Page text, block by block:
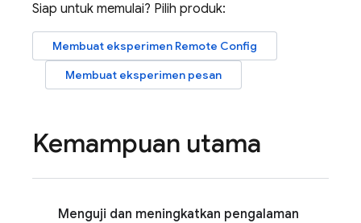
Siap untuk memulai? Pilih produk:
Membuat eksperimen Remote Config
Membuat eksperimen pesan
Kemampuan utama
Menguji dan meningkatkan pengalaman